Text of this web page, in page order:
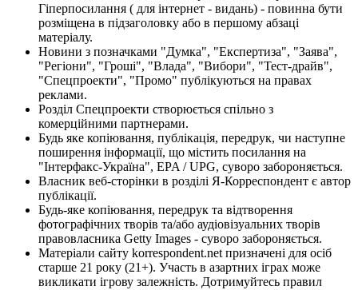
Гіперпосилання ( для інтернет - видань) - повинна бути
розміщена в підзаголовку або в першому абзаці
матеріалу.
Новини з позначками "Думка", "Експертиза", "Заява",
"Регіони", "Гроші", "Влада", "Вибори", "Тест-драйв",
"Спецпроекти", "Промо" публікуються на правах
реклами.
Розділ Спецпроекти створюється спільно з
комерційними партнерами.
Будь яке копіювання, публікація, передрук, чи наступне
поширення інформації, що містить посилання на
"Інтерфакс-Україна", EPA / UPG, суворо забороняється.
Власник веб-сторінки в розділі Я-Корреспондент є автор
публікації.
Будь-яке копіювання, передрук та відтворення
фотографічних творів та/або аудіовізуальних творів
правовласника Getty Images - суворо забороняється.
Матеріали сайту korrespondent.net призначені для осіб
старше 21 року (21+). Участь в азартних іграх може
викликати ігрову залежність. Дотримуйтесь правил